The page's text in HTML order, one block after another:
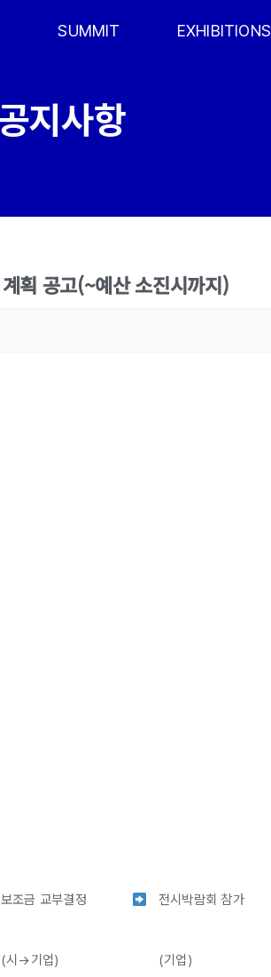
SUMMIT EXHIBITIONS
지사항
획 공고(~예산 소진시까지)
보조금 교부결정 전시박람회 참가
(시→기업) (기업)